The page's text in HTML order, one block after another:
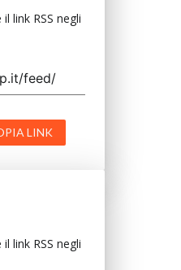
link RSS negli
LINK
link RSS negli